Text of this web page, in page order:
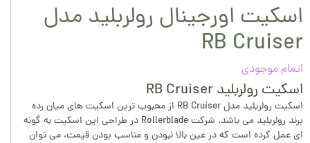
اسکیت اورجینال رولربلید مدل
RB Cruiser
اتمام موجودی
اسکیت رولربلید RB Cruiser
اسکیت رولربلید مدل RB Cruiser از محبوب ترین اسکیت های میان رده
برند رولربلید می باشد. شرکت Rollerblade در طراحی این اسکیت به گونه
ای عمل کرده است که در عین بالا نبودن و مناسب بودن قیمت، می توان